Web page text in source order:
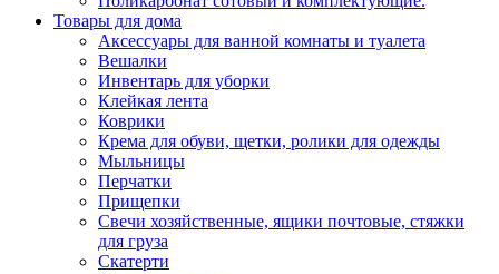
Товары для дома
Аксессуары для ванной комнаты и туалета
Вешалки
Инвентарь для уборки
Клейкая лента
Коврики
Крема для обуви, щетки, ролики для одежды
Мыльницы
Перчатки
Прищепки
Свечи хозяйственные, ящики почтовые, стяжки
для груза
Скатерти